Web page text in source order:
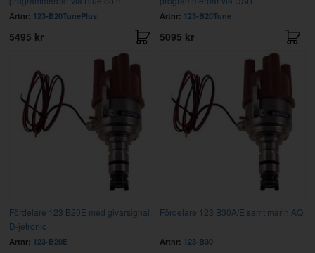
Artnr: 123-B20TunePlus
5495 kr
Artnr: 123-B20Tune
5095 kr
Fördelare 123 B20E med givarsignal
D-jetronic
Artnr: 123-B20E
Fördelare 123 B30A/E samt marin AQ
Artnr: 123-B30